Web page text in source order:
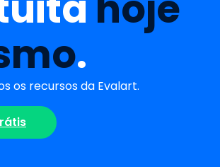
.
os recursos da Evalart.